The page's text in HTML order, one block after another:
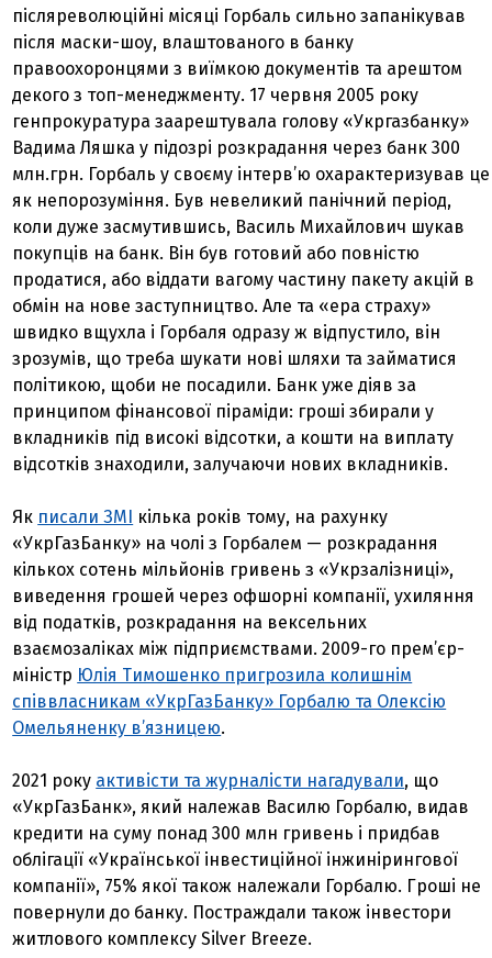
післяреволюційні місяці Горбаль сильно запанікував
після маски-шоу, влаштованого в банку
правоохоронцями з виїмкою документів та арештом
декого з топ-менеджменту. 17 червня 2005 року
генпрокуратура заарештувала голову «Укргазбанку»
Вадима Ляшка у підозрі розкрадання через банк 300
млн.грн. Горбаль у своєму інтерв’ю охарактеризував це
як непорозуміння. Був невеликий панічний період,
коли дуже засмутившись, Василь Михайлович шукав
покупців на банк. Він був готовий або повністю
продатися, або віддати вагому частину пакету акцій в
обмін на нове заступництво. Але та «ера страху»
швидко вщухла і Горбаля одразу ж відпустило, він
зрозумів, що треба шукати нові шляхи та займатися
політикою, щоби не посадили. Банк уже діяв за
принципом фінансової піраміди: гроші збирали у
вкладників під високі відсотки, а кошти на виплату
відсотків знаходили, залучаючи нових вкладників.
Як писали ЗМІ кілька років тому, на рахунку
«УкрГазБанку» на чолі з Горбалем — розкрадання
кількох сотень мільйонів гривень з «Укрзалізниці»,
виведення грошей через офшорні компанії, ухиляння
від податків, розкрадання на вексельних
взаємозаліках між підприємствами. 2009-го прем’єр-
міністр Юлія Тимошенко пригрозила колишнім
співвласникам «УкрГазБанку» Горбалю та Олексію
Омельяненку в’язницею.
2021 року активісти та журналісти нагадували, що
«УкрГазБанк», який належав Василю Горбалю, видав
кредити на суму понад 300 млн гривень і придбав
облігації «Української інвестиційної інжинірингової
компанії», 75% якої також належали Горбалю. Гроші не
повернули до банку. Постраждали також інвестори
житлового комплексу Silver Breeze.